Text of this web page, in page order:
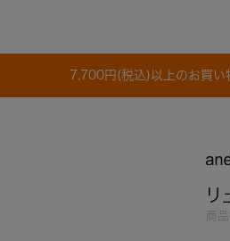
7,700円(税込)以上のお買い
商